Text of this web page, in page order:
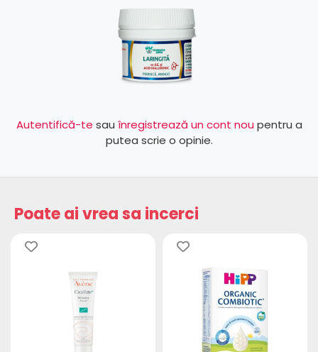
Autentifică-te sau înregistrează un cont nou pentru a
putea scrie o opinie.
Poate ai vrea sa incerci